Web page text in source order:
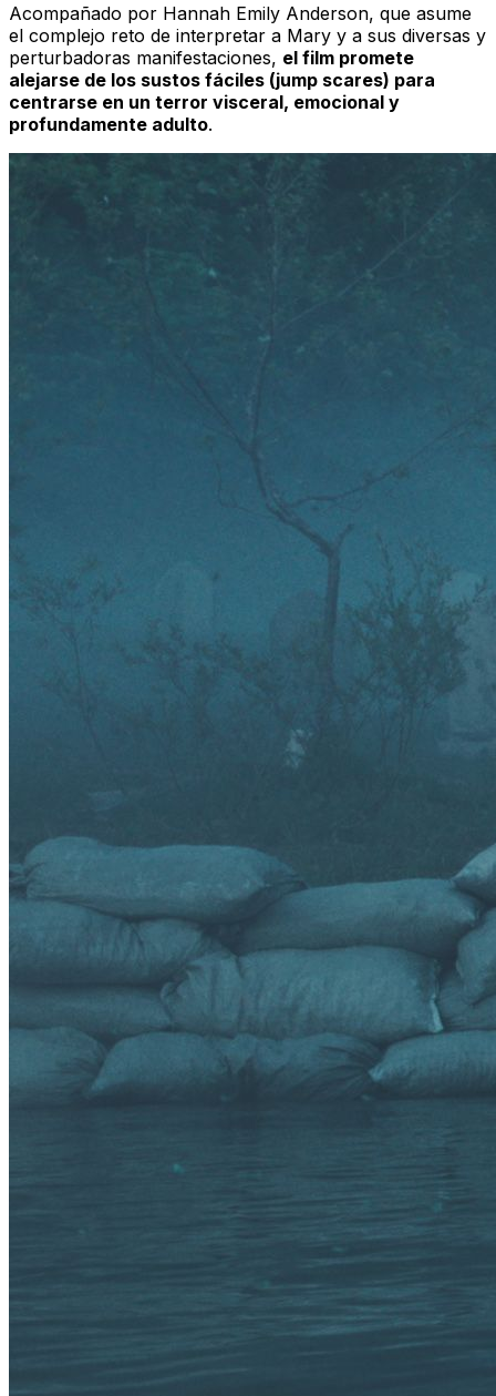
Acompañado por Hannah Emily Anderson, que asume
el complejo reto de interpretar a Mary y a sus diversas y
perturbadoras manifestaciones, el film promete
alejarse de los sustos fáciles (jump scares) para
centrarse en un terror visceral, emocional y
profundamente adulto.